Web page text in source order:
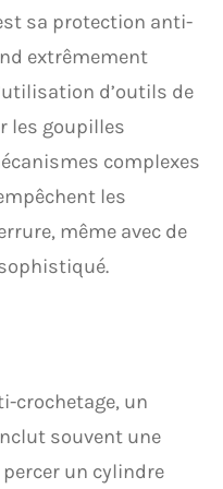
sa protection anti-
extrêmement
d’outils de
les goupilles
complexes
les
même avec de
crochetage, un
souvent une
un cylindre